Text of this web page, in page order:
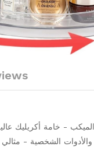
360 درجة لسهولة الوصول لجميع
والأدوات الشخصية -